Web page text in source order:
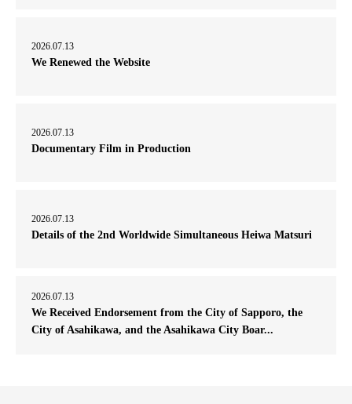
2026.07.13
We Renewed the Website
2026.07.13
Documentary Film in Production
2026.07.13
Details of the 2nd Worldwide Simultaneous Heiwa Matsuri
2026.07.13
We Received Endorsement from the City of Sapporo, the
City of Asahikawa, and the Asahikawa City Boar...